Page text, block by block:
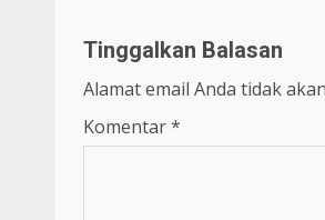
Tinggalkan Balasan
Alamat email Anda tidak
Komentar*